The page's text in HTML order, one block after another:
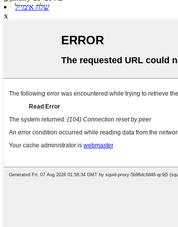
שלח אימייל
x